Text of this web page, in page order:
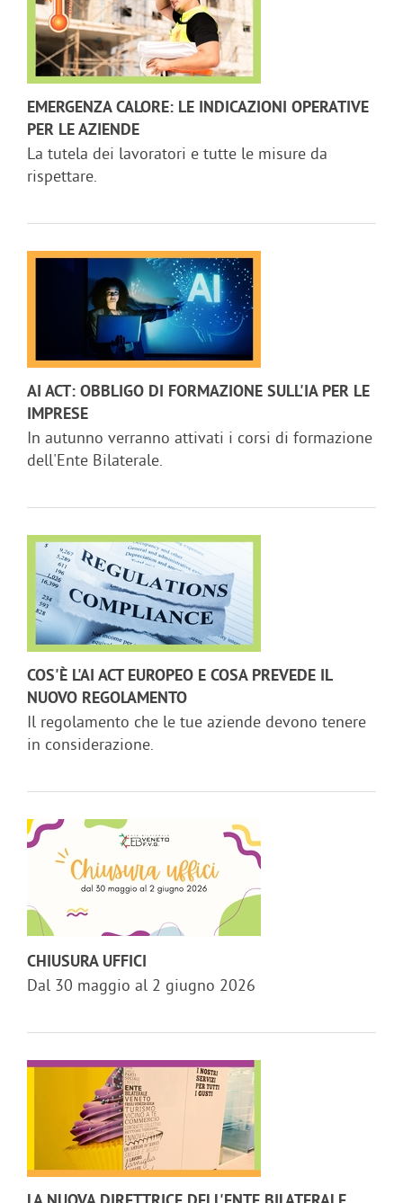
EMERGENZA CALORE: LE INDICAZIONI OPERATIVE
PER LE AZIENDE
La tutela dei lavoratori e tutte le misure da
rispettare.
AI ACT: OBBLIGO DI FORMAZIONE SULL'IA PER LE
IMPRESE
In autunno verranno attivati i corsi di formazione
dell'Ente Bilaterale.
COS'È L'AI ACT EUROPEO E COSA PREVEDE IL
NUOVO REGOLAMENTO
Il regolamento che le tue aziende devono tenere
in considerazione.
CHIUSURA UFFICI
Dal 30 maggio al 2 giugno 2026